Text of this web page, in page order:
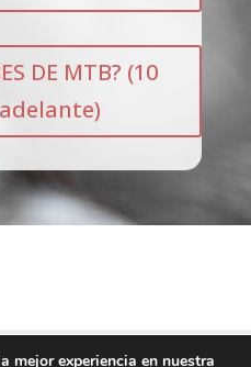
DE MTB? (10
mejor experiencia en nuestra